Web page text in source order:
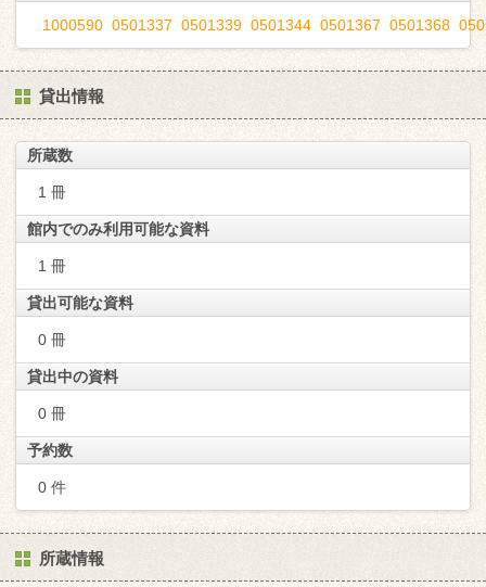
1000590 0501337 0501339 0501344 0501367 0501368
貸出情報
所蔵数
1 冊
館内でのみ利用可能な資料
1 冊
貸出可能な資料
0 冊
貸出中の資料
0 冊
予約数
0 件
所蔵情報